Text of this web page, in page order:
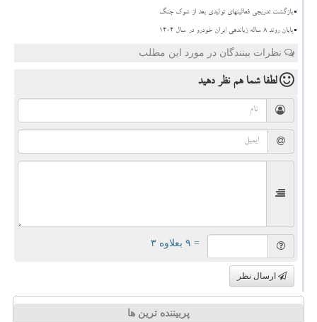
بازگشت تدریجی فعالیتهای تولیدی بعد از شوک جنگ
پایان روند ۸ ساله زیاندهی ایران خودرو در سال ۱۴۰۴
نظرات بینندگان در مورد این مطلب
لطفا شما همنظر دهید
= ۹ بعلاوه ۳
ارسال نظر
پربیننده ترین ها